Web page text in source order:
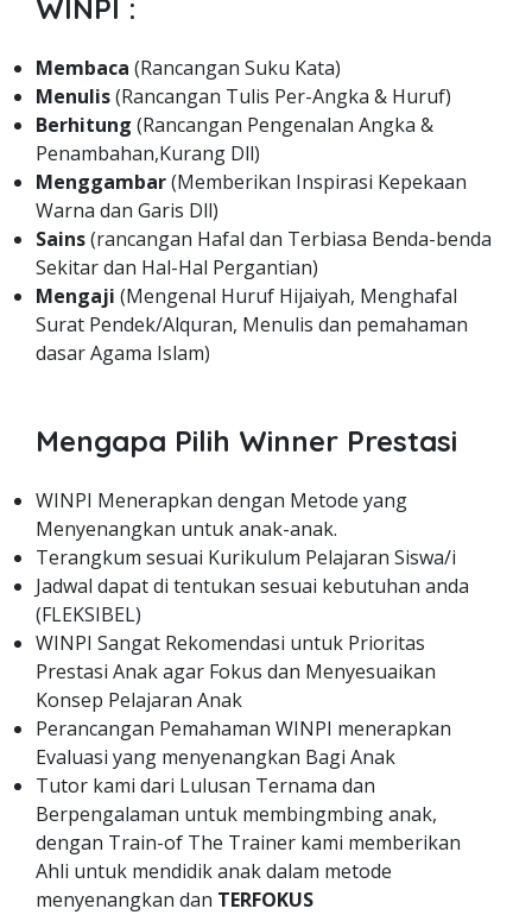
WINPI :
Membaca (Rancangan Suku Kata)
Menulis(Rancangan Tulis Per-Angka & Huruf)
Berhitung (Rancangan Pengenalan Angka &
Penambahan,Kurang Dll)
Menggambar(Memberikan Inspirasi Kepekaan
Warna dan Garis Dll)
Sains(rancangan Hafal dan Terbiasa Benda-benda
Sekitar dan Hal-Hal Pergantian)
Mengaji (Mengenal Huruf Hijaiyah, Menghafal
Surat Pendek/Alquran, Menulis dan pemahaman
dasar Agama Islam)
Mengapa Pilih Winner Prestasi
WINPI Menerapkan dengan Metode yang
Menyenangkan untuk anak-anak.
Terangkum sesuai Kurikulum Pelajaran Siswa/i
Jadwal dapat di tentukan sesuai kebutuhan anda
(FLEKSIBEL)
WINPI Sangat Rekomendasi untuk Prioritas
Prestasi Anak agar Fokus dan Menyesuaikan
Konsep Pelajaran Anak
Perancangan Pemahaman WINPI menerapkan
Evaluasi yang menyenangkan Bagi Anak
Tutor kami dari Lulusan Ternama dan
Berpengalaman untuk membingmbing anak,
dengan Train-of The Trainer kami memberikan
Ahli untuk mendidik anak dalam metode
menyenangkan dan TERFOKUS